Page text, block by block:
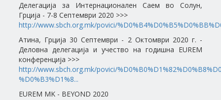
Делегација за Интернационален Саем во Солун,
Грција - 7-8 Септември 2020 >>>
http://www.sbch.org.mk/povici/
Атина, Грција 30 Септември - 2 Октомври 2020 г. -
Деловна делегација и учество на годишна EUREM
конференција >>>
http://www.sbch.org.mk/povici/
%D0%B3%D1%8...
EUREM MK - BEYOND 2020